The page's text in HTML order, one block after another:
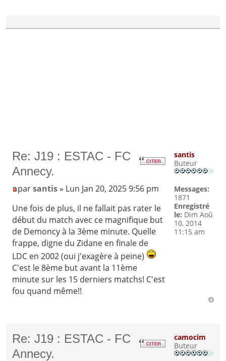
Re: J19 : ESTAC - FC
Annecy.
parsantis» Lun Jan 20, 2025 9:56 pm
Une fois de plus, il ne fallait pas rater le
début du match avec ce magnifique but
de Demoncy à la 3ème minute. Quelle
frappe, digne du Zidane en finale de
LDC en 2002 (oui j'exagère à peine)
C'est le 8ème but avant la 11ème
minute sur les 15 derniers matchs! C'est
fou quand même!!
santis
Buteur
Messages:
1871
Enregistré
le: Dim Aoû
10, 2014
11:15 am
Re: J19 : ESTAC - FC
Annecy.
camocim
Buteur